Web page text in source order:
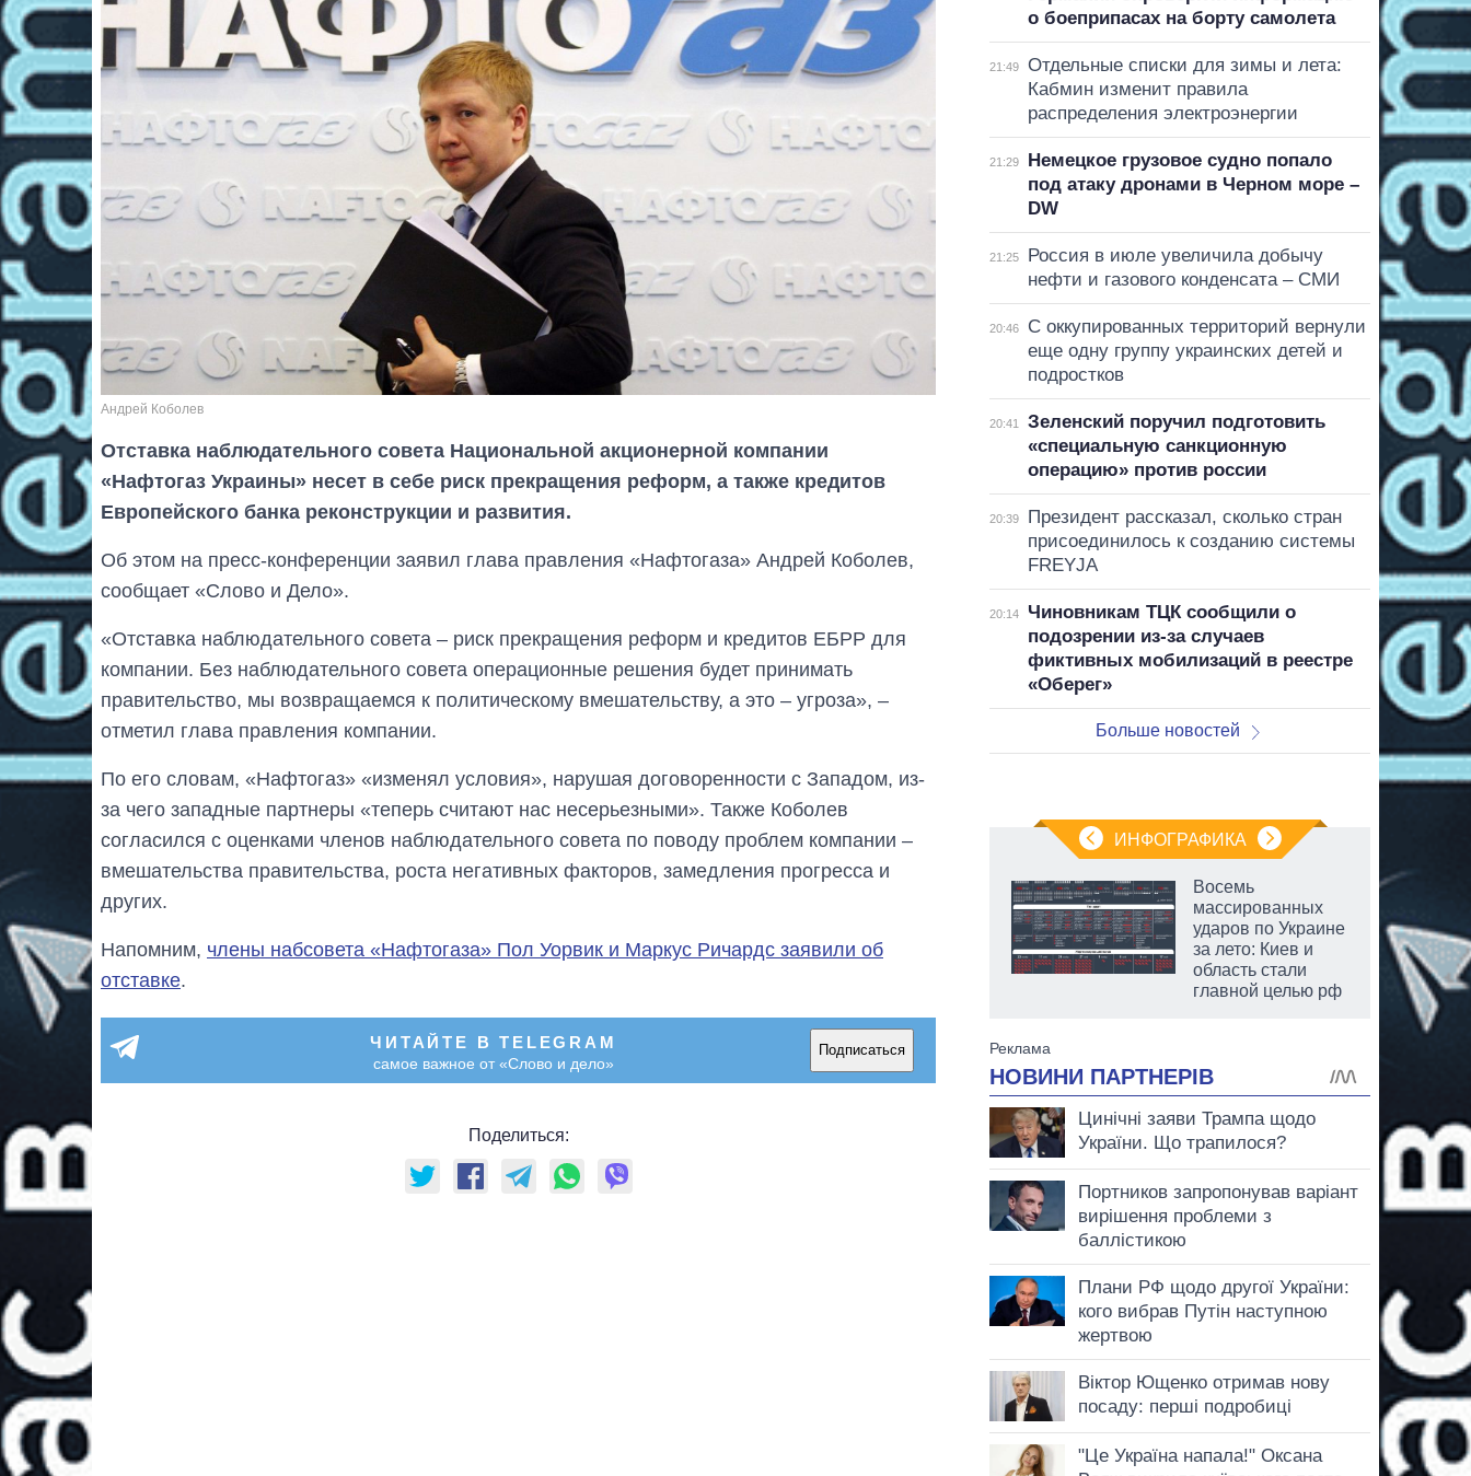
Андрей Коболев
Отставка наблюдательного совета Национальной акционерной компании
«Нафтогаз Украины» несет в себе риск прекращения реформ, а также кредитов
Европейского банка реконструкции и развития.
Об этом на пресс-конференции заявил глава правления «Нафтогаза» Андрей Коболев,
сообщает «Слово и Дело».
«Отставка наблюдательного совета – риск прекращения реформ и кредитов ЕБРР для
компании. Без наблюдательного совета операционные решения будет принимать
правительство, мы возвращаемся к политическому вмешательству, а это – угроза», –
отметил глава правления компании.
По его словам, «Нафтогаз» «изменял условия», нарушая договоренности с Западом, из-
за чего западные партнеры «теперь считают нас несерьезными». Также Коболев
согласился с оценками членов наблюдательного совета по поводу проблем компании –
вмешательства правительства, роста негативных факторов, замедления прогресса и
других.
Напомним, члены набсовета «Нафтогаза» Пол Уорвик и Маркус Ричардс заявили об
отставке.
ЧИТАЙТЕ В TELEGRAM
самое важное от «Слово и дело»
Подписаться
Поделиться:
о боеприпасах на борту самолета
21:49
Отдельные списки для зимы и лета:
Кабмин изменит правила
распределения электроэнергии
21:29
Немецкое грузовое судно попало
под атаку дронами в Черном море –
DW
21:25
Россия в июле увеличила добычу
нефти и газового конденсата – СМИ
20:46
С оккупированных территорий вернули
еще одну группу украинских детей и
подростков
20:41
Зеленский поручил подготовить
«специальную санкционную
операцию» против россии
20:39
Президент рассказал, сколько стран
присоединилось к созданию системы
FREYJA
20:14
Чиновникам ТЦК сообщили о
подозрении из-за случаев
фиктивных мобилизаций в реестре
«Оберег»
Больше новостей
ИНФОГРАФИКА
Как изменился
обороны за 13 лет
Восемь
массированных
ударов по Украине
за лето: Киев и
область стали
главной целью рф